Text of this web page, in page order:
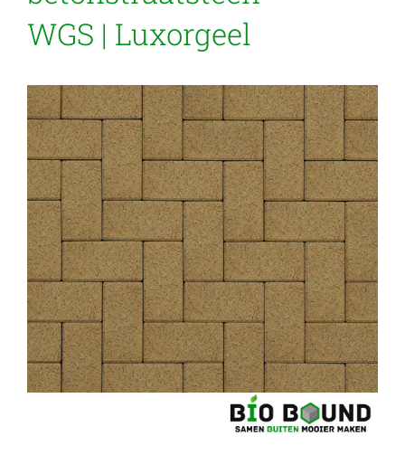
WGS | Luxorgeel